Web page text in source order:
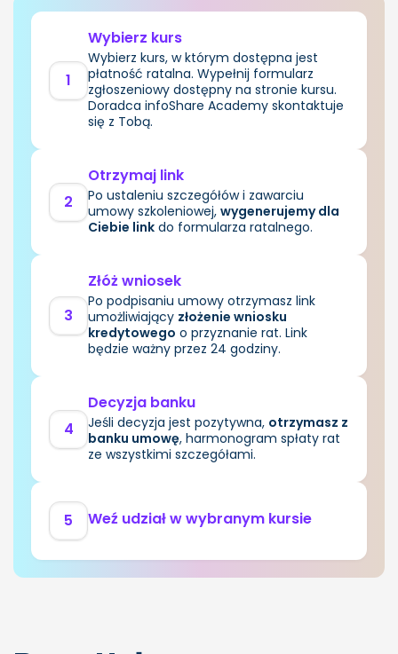
1
Wybierz kurs
Wybierz kurs, w którym dostępna jest
płatność ratalna. Wypełnij formularz
zgłoszeniowy dostępny na stronie kursu.
Doradca infoShare Academy skontaktuje
się z Tobą.
2
Otrzymaj link
Po ustaleniu szczegółów i zawarciu
umowy szkoleniowej, wygenerujemy dla
Ciebie link do formularza ratalnego.
3
Złóż wniosek
Po podpisaniu umowy otrzymasz link
umożliwiający złożenie wniosku
kredytowego o przyznanie rat. Link
będzie ważny przez 24 godziny.
4
Decyzja banku
Jeśli decyzja jest pozytywna, otrzymasz z
banku umowę, harmonogram spłaty rat
ze wszystkimi szczegółami.
5 Weź udział w wybranym kursie